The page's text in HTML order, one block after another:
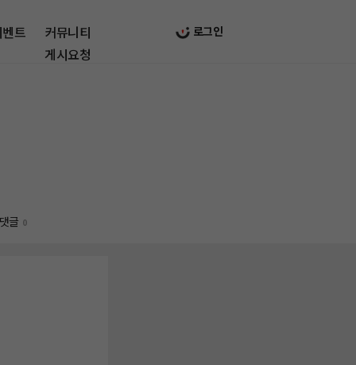
로그인
트
커뮤니티
게시요청
글 0